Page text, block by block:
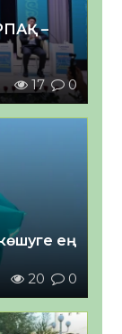
–
17 0
ең
20 0